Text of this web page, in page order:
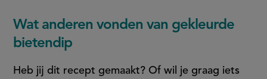
(opent
pagina
(opent
this
Wat anderen vonden van gekleurde
bietendip
Heb jij dit recept gemaakt? Of wil je graag iets